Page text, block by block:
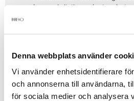
Denna webbplats använder
Vi använder enhetsidentifierare
och annonserna till användarna,
för sociala medier och analysera
Lugnar irritation och stramhet
Passar daglig användning
MedSim Sensitive System 4 M
komfort och balans.
Se mer